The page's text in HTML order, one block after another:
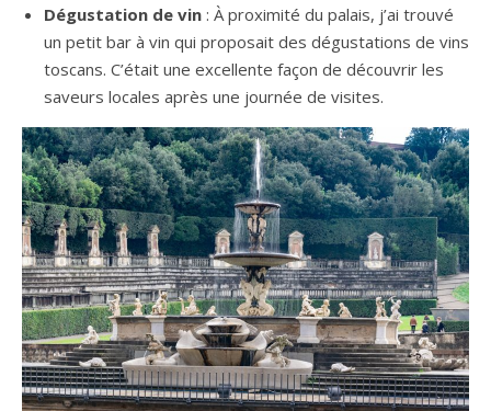
Dégustation de vin : À proximité du palais, j’ai trouvé
un petit bar à vin qui proposait des dégustations de vins
toscans. C’était une excellente façon de découvrir les
saveurs locales après une journée de visites.